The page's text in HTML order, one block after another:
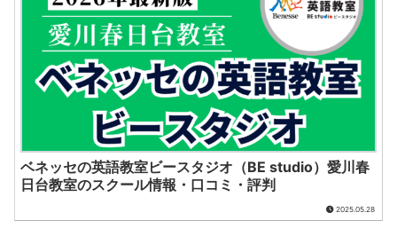
ベネッセの英語教室ビースタジオ（BE studio）愛川春
日台教室のスクール情報・口コミ・評判
2025.05.28